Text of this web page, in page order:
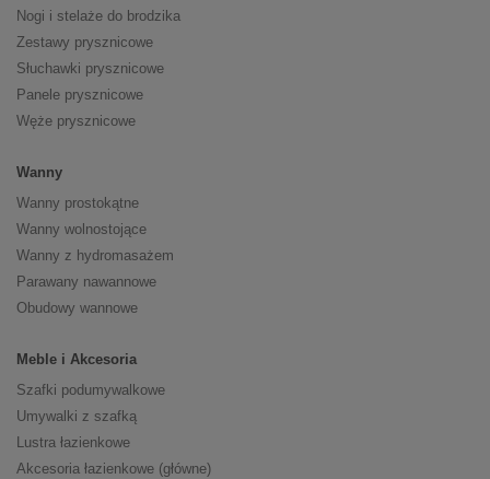
Nogi i stelaże do brodzika
Zestawy prysznicowe
Słuchawki prysznicowe
Panele prysznicowe
Węże prysznicowe
Wanny
Wanny prostokątne
Wanny wolnostojące
Wanny z hydromasażem
Parawany nawannowe
Obudowy wannowe
Meble i Akcesoria
Szafki podumywalkowe
Umywalki z szafką
Lustra łazienkowe
Akcesoria łazienkowe (główne)